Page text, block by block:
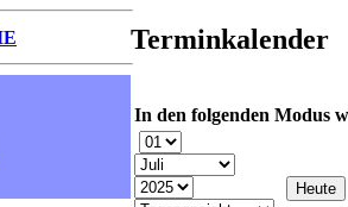
Terminkalender
In den folgenden Modus